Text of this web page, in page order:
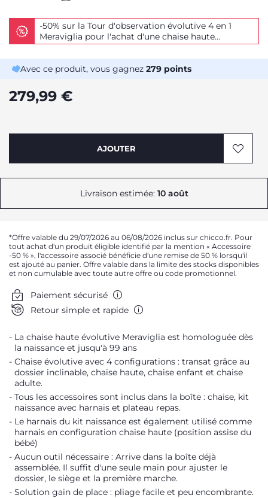
-50% sur la Tour d'observation évolutive 4 en 1
Meraviglia pour l'achat d'une chaise haute
Meraviglia !
Avec ce produit, vous gagnez 279 points
279,99 €
AJOUTER
Livraison estimée: 10 août
*Offre valable du 29/07/2026 au 06/08/2026 inclus sur chicco.fr. Pour
tout achat d'un produit éligible identifié par la mention « Accessoire
-50 % », l'accessoire associé bénéficie d'une remise de 50 % lorsqu'il
est ajouté au panier. Offre valable dans la limite des stocks disponibles
et non cumulable avec toute autre offre ou code promotionnel.
Paiement sécurisé
Retour simple et rapide
La chaise haute évolutive Meraviglia est homologuée dès
la naissance et jusqu'à 99 ans
Chaise évolutive avec 4 configurations : transat grâce au
dossier inclinable, chaise haute, chaise enfant et chaise
adulte.
Tous les accessoires sont inclus dans la boîte : chaise, kit
naissance avec harnais et plateau repas.
Le harnais du kit naissance est également utilisé comme
harnais en configuration chaise haute (position assise du
bébé)
Aucun outil nécessaire : Arrive dans la boîte déjà
assemblée. Il suffit d'une seule main pour ajuster le
dossier, le siège et la première marche.
Solution gain de place : pliage facile et peu encombrante.